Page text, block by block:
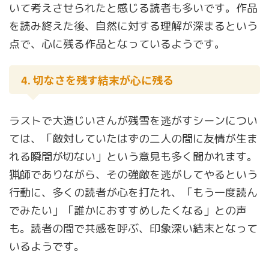
いて考えさせられたと感じる読者も多いです。作品
を読み終えた後、自然に対する理解が深まるという
点で、心に残る作品となっているようです。
4. 切なさを残す結末が心に残る
ラストで大造じいさんが残雪を逃がすシーンについ
ては、「敵対していたはずの二人の間に友情が生ま
れる瞬間が切ない」という意見も多く聞かれます。
猟師でありながら、その強敵を逃がしてやるという
行動に、多くの読者が心を打たれ、「もう一度読ん
でみたい」「誰かにおすすめしたくなる」との声
も。読者の間で共感を呼ぶ、印象深い結末となって
いるようです。